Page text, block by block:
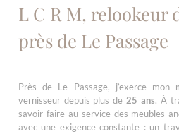
L C R M, relookeur
près de Le Passage
Près de Le Passage, j’exerce mon
vernisseur depuis plus de 25 ans. À
savoir-faire au service des meubles
avec une exigence constante : un